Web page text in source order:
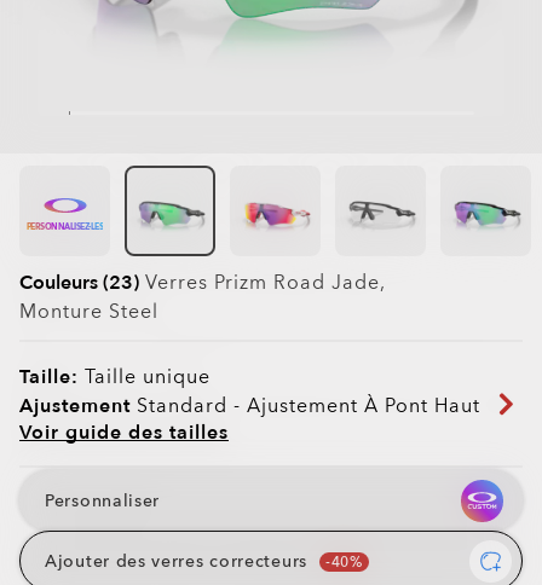
PERSONNALISEZ-LES
Couleurs (23) Verres Prizm Road Jade,
Monture Steel
Taille: Taille unique
Ajustement Standard - Ajustement À Pont Haut
Voir guide des tailles
Personnaliser
Ajouter des verres correcteurs